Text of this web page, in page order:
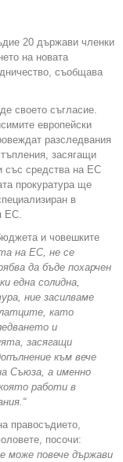
20 държави членки
на новата
съобщава
своето съгласие.
европейски
разследвания
засягащи
със средства на ЕС
прокуратура ще
в
ЕС.
и човешките
на ЕС, не се
да бъде похарчен
една солидна,
ние засилваме
като
и
засягащи
към вече
Съюза, а именно
работи в
правосъдието,
посочи:
може повече държави